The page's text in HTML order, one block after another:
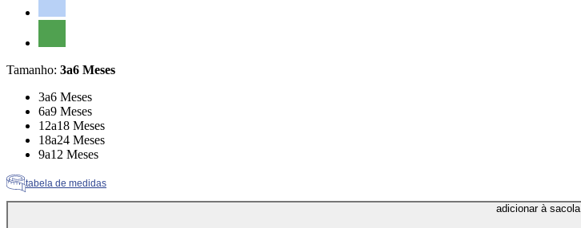
Tamanho: 3a6 Meses
Tamanho: 3a6 Meses
3a6 Meses
Tamanho: 6a9 Meses
6a9 Meses
Tamanho: 12a18 Meses
12a18 Meses
Tamanho: 18a24 Meses
18a24 Meses
Tamanho: 9a12 Meses
9a12 Meses
tabela de medidas
adicionar à sacola